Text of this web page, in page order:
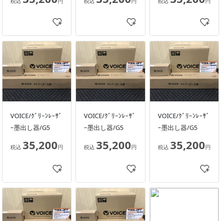
VOICE/ｸﾞﾘｰﾝﾚｰｻﾞ
ｰ墨出し器/G5
税込 35,200円
VOICE/ｸﾞﾘｰﾝﾚｰｻﾞ
ｰ墨出し器/G5
税込35,200円
VOICE/ｸﾞﾘｰﾝﾚｰｻﾞ
ｰ墨出し器/G5
税込 35,200円